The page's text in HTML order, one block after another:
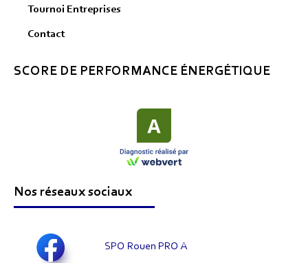
SCORE DE PERFORMANCE ÉNERGÉTIQUE
Tournoi Entreprises
Contact
Nos réseaux sociaux
SPO Rouen PRO A